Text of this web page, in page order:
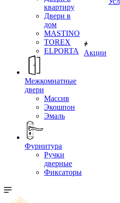
квартиру
Двери в
дом
MASTINO
TOREX
ELPORTA
Межкомнатные
двери
Массив
Экошпон
Эмаль
Фурнитура
Ручки
дверные
Фиксаторы
Акции